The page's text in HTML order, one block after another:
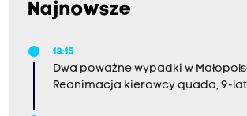
Najnowsze
18:15
Dwa poważne wypadki w
Reanimacja kierowcy quada, 9-